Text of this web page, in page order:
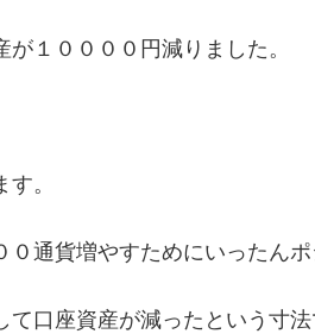
１００００円減りました。
。
通貨増やすためにいったんポ
口座資産が減ったという寸法